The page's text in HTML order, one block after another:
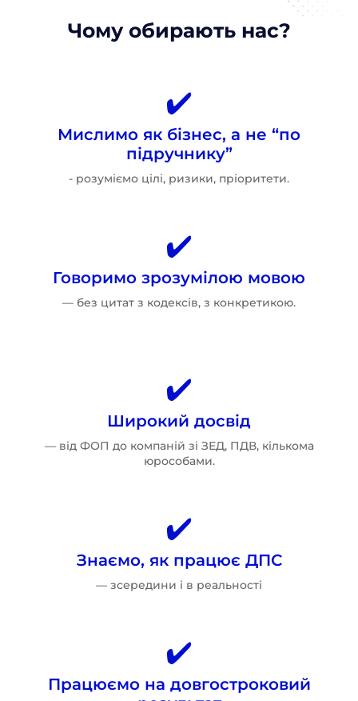
Чому обирають нас?
Мислимо як бізнес, а не “по
підручнику”
- розуміємо цілі, ризики, пріоритети.
Говоримо зрозумілою мовою
— без цитат з кодексів, з конкретикою.
Широкий досвід
— від ФОП до компаній зі ЗЕД, ПДВ, кількома
юрособами.
Знаємо, як працює ДПС
— зсередини і в реальності
Працюємо на довгостроковий